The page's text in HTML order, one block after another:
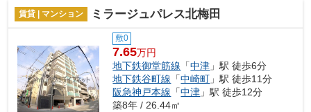
賃貸 | マンション ミラージュパレス北梅田
敷0
7.65万円
地下鉄御堂筋線 「中津 」駅 徒歩6分
地下鉄谷町線 「中崎町 」駅 徒歩11分
阪急神戸本線 「中津 」駅 徒歩12分
築8年 / 26.44㎡